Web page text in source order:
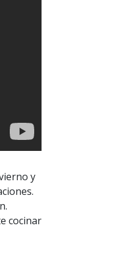
y
cocinar